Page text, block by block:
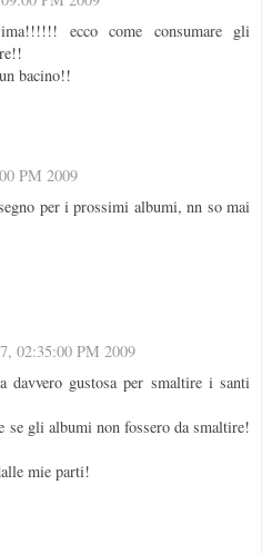
ecco come consumare gli
bacino!!
PM 2009
per i prossimi albumi, nn so mai
02:35:00 PM 2009
davvero gustosa per smaltire i santi
se gli albumi non fossero da smaltire!
mie parti!